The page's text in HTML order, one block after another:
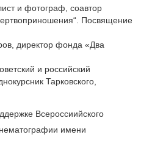
и фотограф, соавтор
Посвящение
директор фонда «Два
и российский
Тарковского,
Всероссиийского
имени